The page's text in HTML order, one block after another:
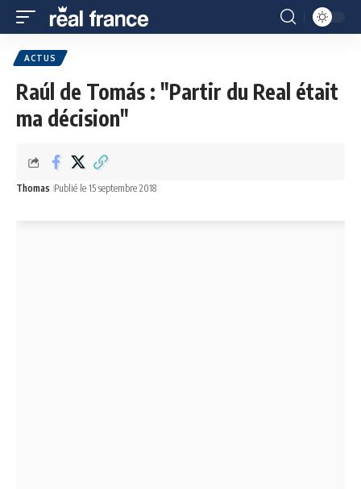
ACTUS
Raúl de Tomás : "Partir du Real était
ma décision"
Thomas Publié le 15 septembre 2018